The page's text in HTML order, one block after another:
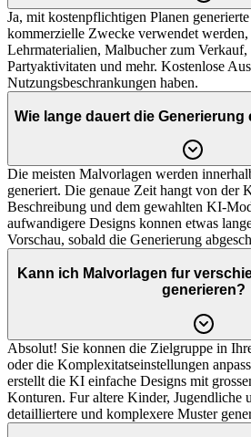
Ja, mit kostenpflichtigen Planen
kommerzielle Zwecke verwendet werden,
Lehrmaterialien, Malbucher zum Verkauf,
Partyaktivitaten und mehr. Kostenlose
Nutzungsbeschrankungen haben.
Wie lange dauert die Generierung
Die meisten Malvorlagen werden
generiert. Die genaue Zeit hangt von der
Beschreibung und dem gewahlten KI-
aufwandigere Designs konnen etwas
Vorschau, sobald die Generierung
Kann ich Malvorlagen fur
generieren?
Absolut! Sie konnen die Zielgruppe in
oder die Komplexitatseinstellungen
erstellt die KI einfache Designs mit
Konturen. Fur altere Kinder, Jugendliche
detailliertere und komplexere Muster